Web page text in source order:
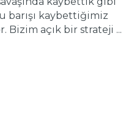
barışı kaybettiğimiz
Bizim açık bir strateji ...